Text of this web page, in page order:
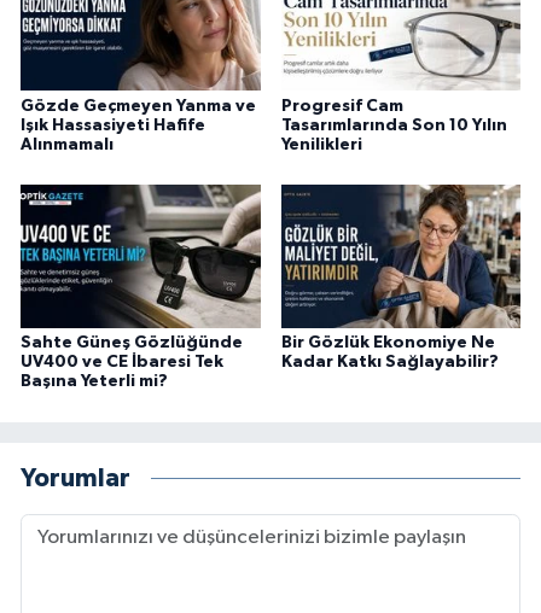
Gözde Geçmeyen Yanma ve
Işık Hassasiyeti Hafife
Alınmamalı
Progresif Cam
Tasarımlarında Son 10 Yılın
Yenilikleri
Sahte Güneş Gözlüğünde
UV400 ve CE İbaresi Tek
Başına Yeterli mi?
Bir Gözlük Ekonomiye Ne
Kadar Katkı Sağlayabilir?
Yorumlar